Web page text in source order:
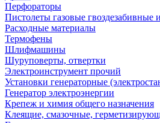
Перфораторы
Пистолеты газовые
Расходные материалы
Термофены
Шлифмашины
Шуруповерты, отвертки
Электроинструмент прочий
Установки генераторные
Генератор электроэнергии
Крепеж и химия общего назначения
Клеящие, смазочные,